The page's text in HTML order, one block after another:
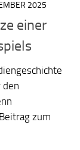
2025
einer
den
zum